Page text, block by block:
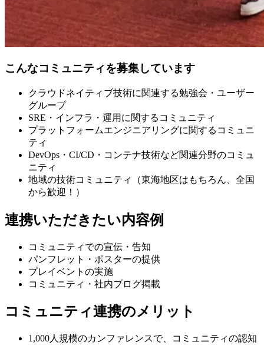
こんなコミュニティを募集しています
クラウドネイティブ技術に関連する勉強会・ユーザー
グループ
SRE・インフラ・運用に関するコミュニティ
プラットフォームエンジニアリングに関するコミュニ
ティ
DevOps・CI/CD・コンテナ技術など関連分野のコミュ
ニティ
地域の技術コミュニティ（東海地区はもちろん、全国
から歓迎！）
連携いただきたい内容例
コミュニティでの宣伝・告知
パンフレット・ポスターの提供
プレイベントの実施
コミュニティ・社内ブログ掲載
コミュニティ連携のメリット
1,000人規模のカンファレンスで、コミュニティの認知